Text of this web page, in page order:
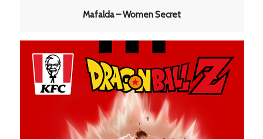
Mafalda – Women Secret